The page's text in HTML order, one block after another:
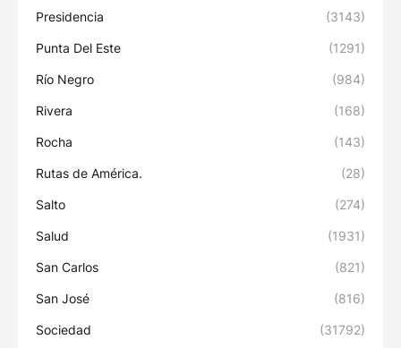
Presidencia (3143)
Punta Del Este (1291)
Río Negro (984)
Rivera (168)
Rocha (143)
Rutas de América. (28)
Salto (274)
Salud (1931)
San Carlos (821)
San José (816)
Sociedad (31792)